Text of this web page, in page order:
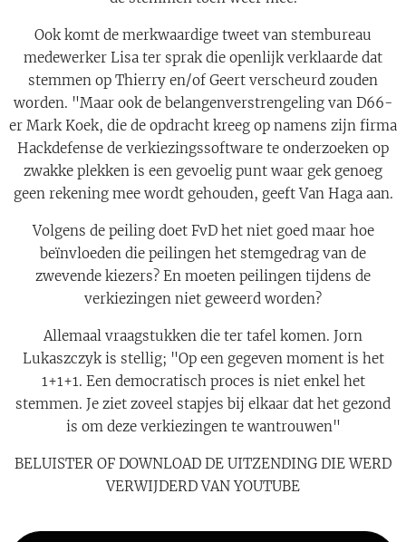
Ook komt de merkwaardige tweet van stembureau
medewerker Lisa ter sprak die openlijk verklaarde dat
stemmen op Thierry en/of Geert verscheurd zouden
worden. "Maar ook de belangenverstrengeling van D66-
er Mark Koek, die de opdracht kreeg op namens zijn firma
Hackdefense de verkiezingssoftware te onderzoeken op
zwakke plekken is een gevoelig punt waar gek genoeg
geen rekening mee wordt gehouden, geeft Van Haga aan.
Volgens de peiling doet FvD het niet goed maar hoe
beïnvloeden die peilingen het stemgedrag van de
zwevende kiezers? En moeten peilingen tijdens de
verkiezingen niet geweerd worden?
Allemaal vraagstukken die ter tafel komen. Jorn
Lukaszczyk is stellig; "Op een gegeven moment is het
1+1+1. Een democratisch proces is niet enkel het
stemmen. Je ziet zoveel stapjes bij elkaar dat het gezond
is om deze verkiezingen te wantrouwen"
BELUISTER OF DOWNLOAD DE UITZENDING DIE WERD
VERWIJDERD VAN YOUTUBE